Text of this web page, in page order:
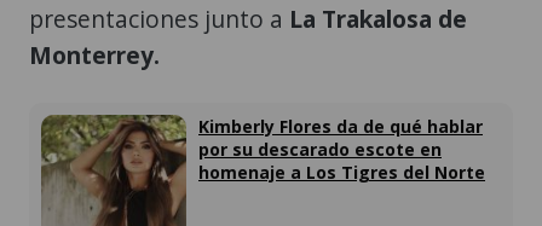
presentaciones junto a La Trakalosa de
Monterrey.
Kimberly Flores da de qué hablar
por su descarado escote en
homenaje a Los Tigres del Norte